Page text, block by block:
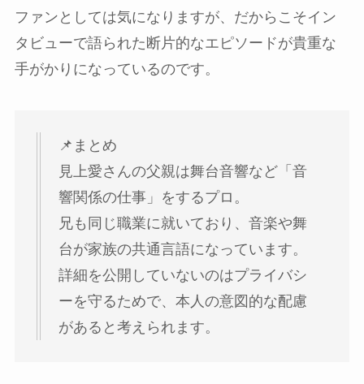
ファンとしては気になりますが、だからこそイン
タビューで語られた断片的なエピソードが貴重な
手がかりになっているのです。
📌まとめ
見上愛さんの父親は舞台音響など「音
響関係の仕事」をするプロ。
兄も同じ職業に就いており、音楽や舞
台が家族の共通言語になっています。
詳細を公開していないのはプライバシ
ーを守るためで、本人の意図的な配慮
があると考えられます。